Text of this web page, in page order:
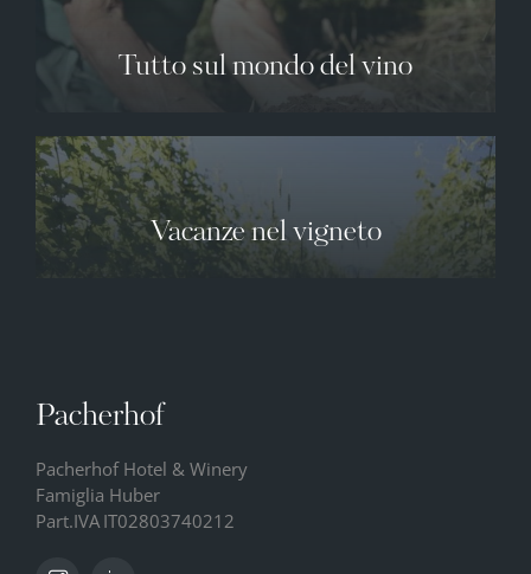
Tutto sul mondo del vino
Vacanze nel vigneto
Pacherhof
Pacherhof Hotel & Winery
Famiglia Huber
Part.IVA IT02803740212